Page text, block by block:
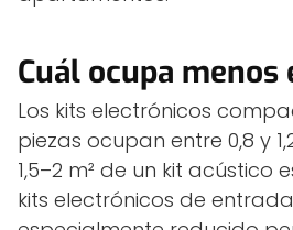
Cuál ocupa menos
Los kits electrónicos
piezas ocupan entre 0,8 y
1,5–2 m² de un kit acústico
kits electrónicos de